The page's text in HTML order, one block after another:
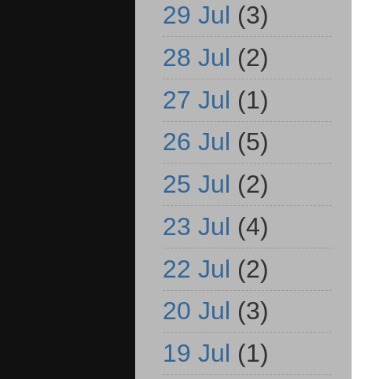
29 Jul (3)
28 Jul (2)
27 Jul (1)
26 Jul (5)
25 Jul (2)
23 Jul (4)
22 Jul (2)
20 Jul (3)
19 Jul (1)